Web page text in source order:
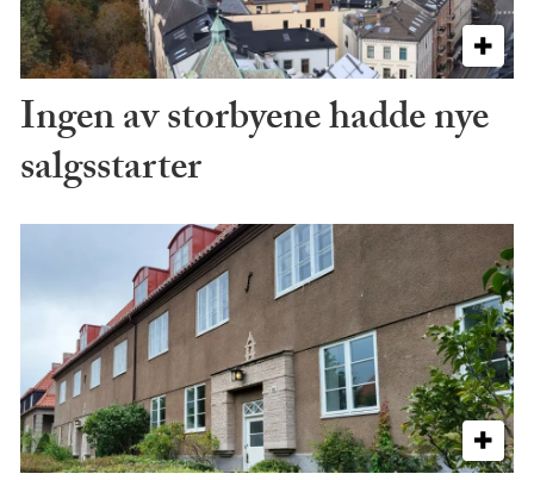
Ingen av storbyene hadde nye
salgsstarter